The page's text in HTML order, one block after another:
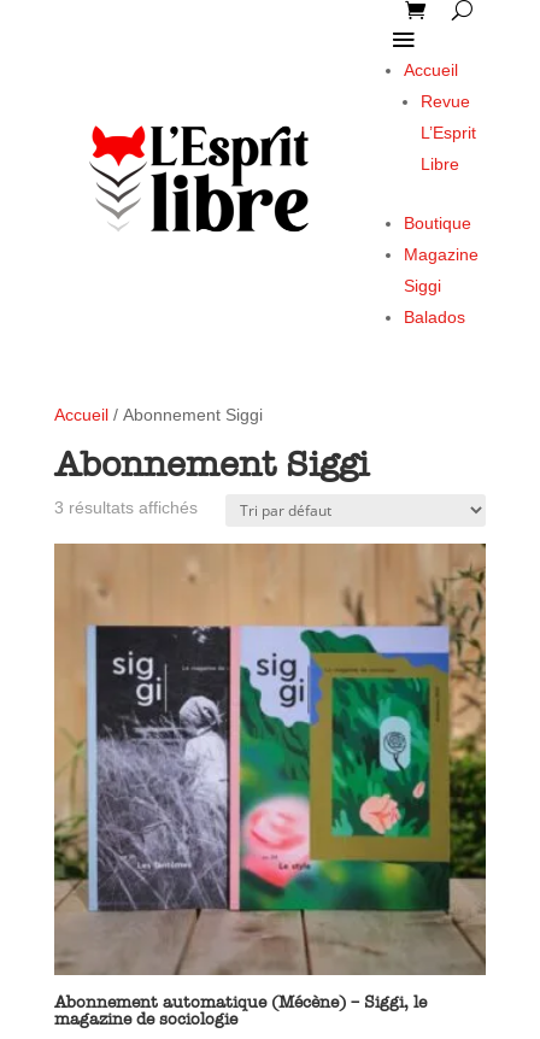
Accueil
Revue
L’Esprit
Libre
Boutique
Magazine
Siggi
Balados
Accueil/ Abonnement Siggi
Abonnement Siggi
3 résultats affichés
Abonnement automatique (Mécène) – Siggi, le
magazine de sociologie